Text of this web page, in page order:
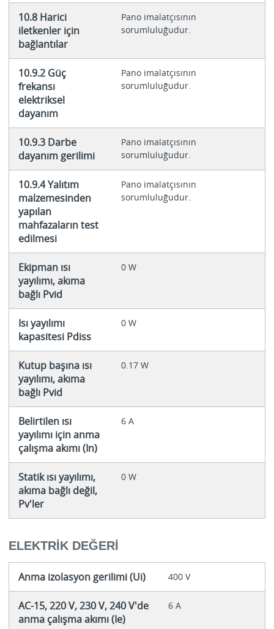
10.8 Harici
iletkenler için
bağlantılar
Pano imalatçısının
sorumluluğudur.
10.9.2 Güç
frekansı
elektriksel
dayanım
Pano imalatçısının
sorumluluğudur.
10.9.3 Darbe
dayanım gerilimi
Pano imalatçısının
sorumluluğudur.
10.9.4 Yalıtım
malzemesinden
yapılan
mahfazaların test
edilmesi
Pano imalatçısının
sorumluluğudur.
Ekipman ısı
yayılımı, akıma
bağlı Pvid
0 W
Isı yayılımı
kapasitesi Pdiss
0 W
Kutup başına ısı
yayılımı, akıma
bağlı Pvid
0.17 W
Belirtilen ısı
yayılımı için anma
çalışma akımı (In)
6 A
Statik ısı yayılımı,
akıma bağlı değil,
Pv'ler
0 W
ELEKTRIK DEĞERI
Anma izolasyon gerilimi (Ui) 400 V
AC-15, 220 V, 230 V, 240 V'de
anma çalışma akımı (Ie)
6 A